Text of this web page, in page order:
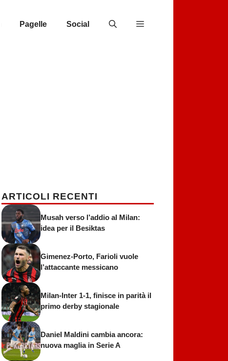
Pagelle Social
ARTICOLI RECENTI
Musah verso l’addio al Milan:
idea per il Besiktas
Gimenez-Porto, Farioli vuole
l’attaccante messicano
Milan-Inter 1-1, finisce in parità il
primo derby stagionale
Daniel Maldini cambia ancora:
nuova maglia in Serie A